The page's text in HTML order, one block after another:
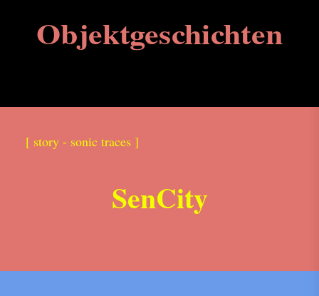
Objektgeschichten
[ story - sonic traces ]
SenCity